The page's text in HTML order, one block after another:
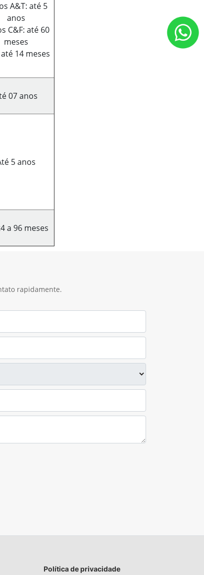
A&T: até 5
anos
C&F: até 60
meses
até 14 meses
07 anos
5 anos
a 96 meses
rapidamente.
Política de privacidade